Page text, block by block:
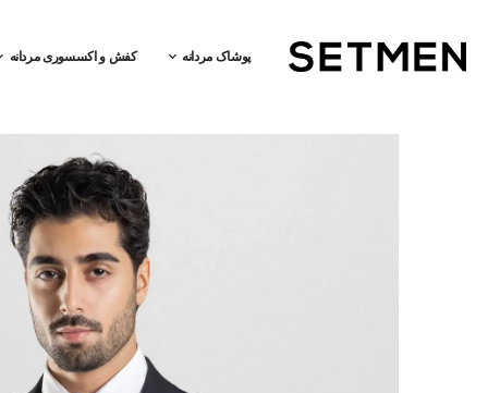
پوشاک مردانه کفش و اکسسوری مردانه